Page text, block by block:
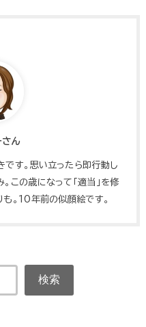
さん
です。思い立ったら即行動し
この歳になって「適当」を修
。10年前の似顔絵です。
検索